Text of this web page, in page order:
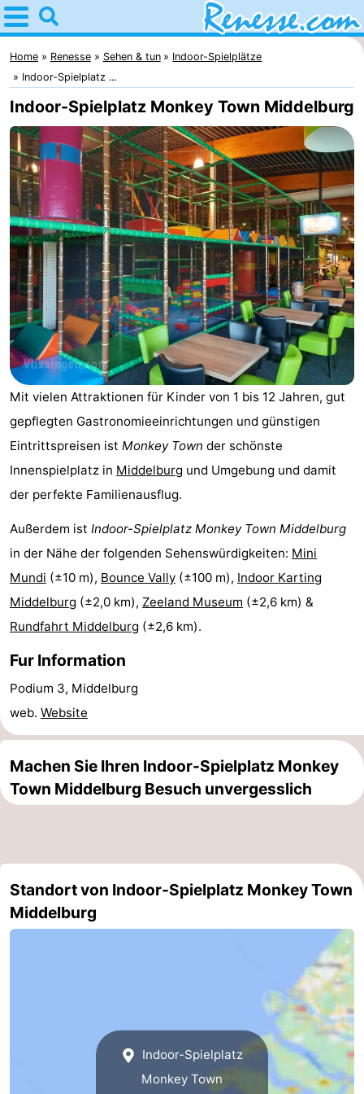
Home
Renesse
Tipps
Für
kindern
Übernachten
Appartements
-
Port
Greve
-
Zeeuwse
Kust
Campingplätze
Ferienhäuser
-
Buitenheem
-
Oase
Duinoord
-
Ginsterveld
-
Julianahoeve
Livingstone
-
Zélande
Resort
-
't
van
Haamstede
Schouwen
-
Valleien
Soeten
Haert
-
Wijde
Blick
-
Zeeland
-
Home Renesse Sehen & tun
Indoor-Spielplätze
Indoor-Spielplatz ...
Indoor-Spielplatz Monkey Town Middelburg
Mit vielen Attraktionen für Kinder von 1 bis 12 Jahren, gut
gepflegten Gastronomieeinrichtungen und günstigen
Eintrittspreisen ist Monkey Town der schönste
Innenspielplatz in Middelburg und Umgebung und damit
der perfekte Familienausflug.
Außerdem ist Indoor-Spielplatz Monkey Town Middelburg
in der Nähe der folgenden Sehenswürdigkeiten: Mini
Mundi (±10 m), Bounce Vally (±100 m), Indoor Karting
Middelburg (±2,0 km), Zeeland Museum (±2,6 km) &
Rundfahrt Middelburg (±2,6 km).
Fur Information
Podium 3, Middelburg
web. Website
Machen Sie Ihren Indoor-Spielplatz Monkey
Town Middelburg Besuch unvergesslich
Standort von Indoor-Spielplatz Monkey Town
Middelburg
Indoor-Spielplatz
Monkey Town